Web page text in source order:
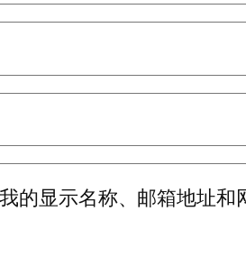
的显示名称、邮箱地址和